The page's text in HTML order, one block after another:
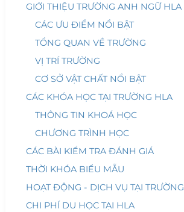
GIỚI THIỆU TRƯỜNG ANH NGỮ HLA
CÁC ƯU ĐIỂM NỔI BẬT
TỔNG QUAN VỀ TRƯỜNG
VỊ TRÍ TRƯỜNG
CƠ SỞ VẬT CHẤT NỔI BẬT
CÁC KHÓA HỌC TẠI TRƯỜNG HLA
THÔNG TIN KHOÁ HỌC
CHƯƠNG TRÌNH HỌC
CÁC BÀI KIỂM TRA ĐÁNH GIÁ
THỜI KHÓA BIỂU MẪU
HOẠT ĐỘNG - DỊCH VỤ TẠI TRƯỜNG
CHI PHÍ DU HỌC TẠI HLA